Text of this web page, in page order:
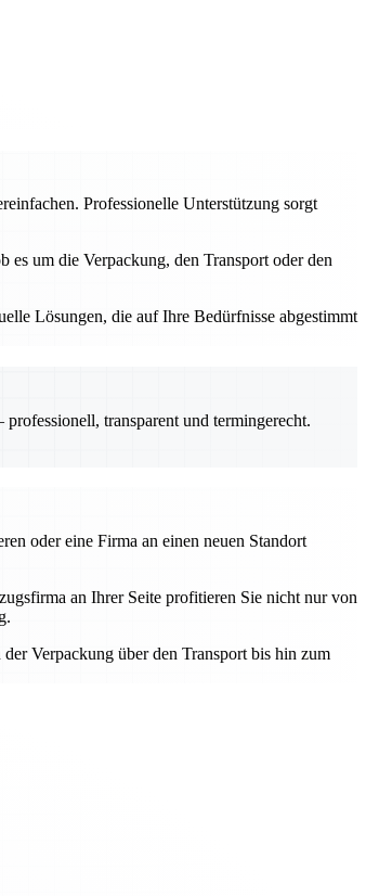
Professionelle Unterstützung sorgt
es um die Verpackung, den Transport oder den
Lösungen, die auf Ihre Bedürfnisse abgestimmt
transparent und termingerecht.
oder eine Firma an einen neuen Standort
an Ihrer Seite profitieren Sie nicht nur von
Verpackung über den Transport bis hin zum